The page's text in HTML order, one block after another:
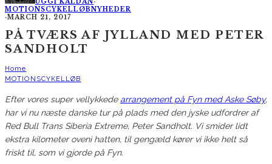
MOTIONSCYKELLØBNYHEDER
·MARCH 21, 2017
PÅ TVÆRS AF JYLLAND MED PETER
SANDHOLT
Home
MOTIONSCYKELLØB
Efter vores super vellykkede arrangement på Fyn med Aske Søby,
har vi nu næste danske tur på plads med den jyske udfordrer af
Red Bull Trans Siberia Extreme, Peter Sandholt. Vi smider lidt
ekstra kilometer oveni hatten, til gengæld kører vi ikke helt så
friskt til, som vi gjorde på Fyn.